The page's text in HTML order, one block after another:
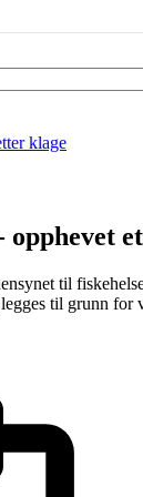
klage
til
til grunn for